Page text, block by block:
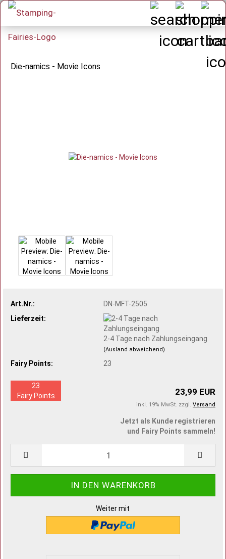
Die-namics - Movie Icons
Art.Nr.:
DN-MFT-2505
Lieferzeit:
2-4 Tage nach Zahlungseingang
(Ausland abweichend)
Fairy Points: 23
23,99 EUR
inkl. 19% MwSt. zzgl. Versand
23
Fairy Points
Jetzt als Kunde registrieren
und Fairy Points sammeln!
Weiter mit